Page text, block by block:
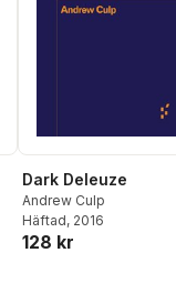
Dark Deleuze
Andrew Culp
Häftad, 2016
128 kr